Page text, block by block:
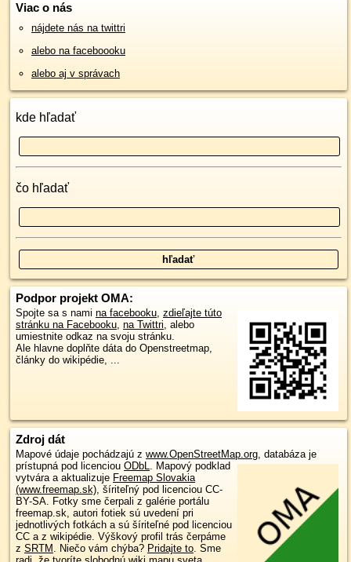
Viac o nás
nájdete nás na twittri
alebo na faceboooku
alebo aj v správach
kde hľadať
čo hľadať
Podpor projekt OMA:
Spojte sa s nami na facebooku, zdieľajte túto
stránku na Facebooku, na Twittri, alebo
umiestnite odkaz na svoju stránku.
Ale hlavne doplňte dáta do Openstreetmap,
články do wikipédie, ...
Zdroj dát
Mapové údaje pochádzajú z www.OpenStreetMap.org, databáza je
prístupná pod licenciou ODbL. Mapový podklad
vytvára a aktualizuje Freemap Slovakia
(www.freemap.sk), šíriteľný pod licenciou CC-
BY-SA. Fotky sme čerpali z galérie portálu
freemap.sk, autori fotiek sú uvedení pri
jednotlivých fotkách a sú šíriteľné pod licenciou
CC a z wikipédie. Výškový profil trás čerpáme
z SRTM . Niečo vám chýba? Pridajte to. Sme